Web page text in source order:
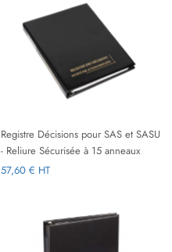
Registre Décisions pour SAS et SASU
- Reliure Sécurisée à 15 anneaux
57,60 € HT